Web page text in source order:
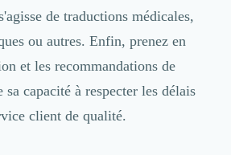
de traductions médicales,
ou autres. Enfin, prenez en
et les recommandations de
sa capacité à respecter les délais
client de qualité.